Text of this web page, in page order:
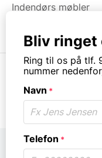
Indendørs møbler
©
Bliv ringet
Ring til os på tlf.
nummer
Navn *
Telefon *